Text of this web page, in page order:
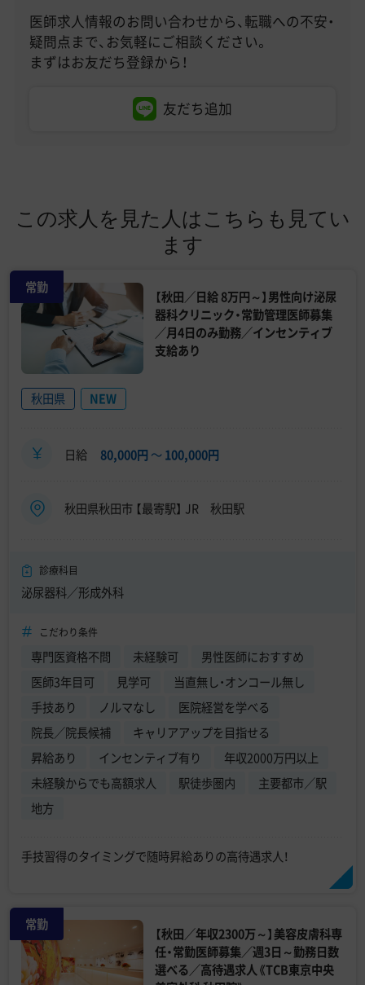
医師求人情報のお問い合わせから、転職への不安・
疑問点まで、お気軽にご相談ください。
まずはお友だち登録から！
友だち追加
この求人を見た人はこちらも見てい
ます
常勤
【秋田／日給 8万円～】男性向け泌尿
器科クリニック・常勤管理医師募集
／月4日のみ勤務／インセンティブ
支給あり
秋田県 NEW
日給 80,000円 〜100,000円
秋田県秋田市 【最寄駅】 JR 秋田駅
診療科目
泌尿器科／形成外科
こだわり条件
専門医資格不問 未経験可
男性医師におすすめ
医師3年目可
見学可
当直無し・オンコール無し
手技あり
ノルマなし
医院経営を学べる
院長／院長候補
キャリアアップを目指せる
昇給あり
インセンティブ有り
年収2000万円以上
未経験からでも高額求人
駅徒歩圏内
主要都市／駅
地方
手技習得のタイミングで随時昇給ありの高待遇求人！
常勤
【秋田／年収2300万～】美容皮膚科専
任・常勤医師募集／週3日～勤務日数
選べる／高待遇求人《TCB東京中央